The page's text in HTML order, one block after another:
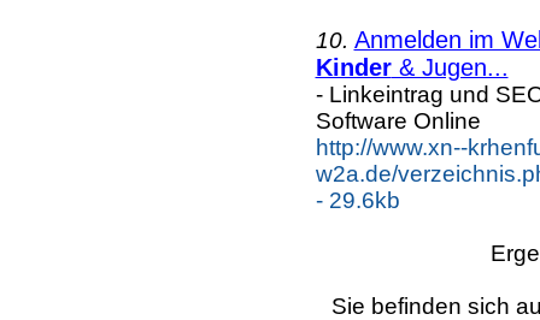
10. Anmelden im
Kinder& Jugen...
- Linkeintrag und
Software Online
http://www.xn--
w2a.de/
- 29.6kb
Sie befinden sich